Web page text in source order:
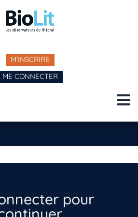
M'INSCRIRE
ME CONNECTER
pour